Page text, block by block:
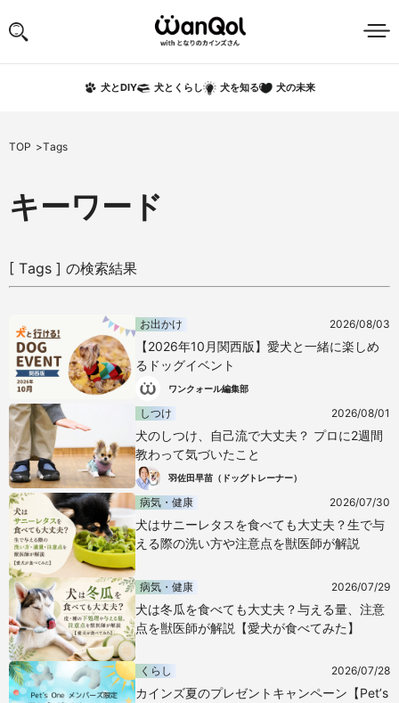
犬とDIY 犬とくらし 犬を知る 犬の未来
TOP Tags
キーワード
[ Tags ] の検索結果
お出かけ 2026/08/03
【2026年10月関西版】愛犬と一緒に楽しめ
るドッグイベント
ワンクォール編集部
しつけ 2026/08/01
犬のしつけ、自己流で大丈夫？ プロに2週間
教わって気づいたこと
羽佐田早苗（ドッグトレーナー）
病気・健康 2026/07/30
犬はサニーレタスを食べても大丈夫？生で与
える際の洗い方や注意点を獣医師が解説
病気・健康 2026/07/29
犬は冬瓜を食べても大丈夫？与える量、注意
点を獣医師が解説【愛犬が食べてみた】
くらし 2026/07/28
カインズ夏のプレゼントキャンペーン【Pet’s